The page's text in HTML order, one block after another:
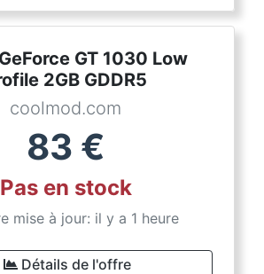
GT 1030 Low
2GB GDDR5
coolmod.com
83 €
Pas en stock
mise à jour: il y a 1 heure
Détails de l'offre